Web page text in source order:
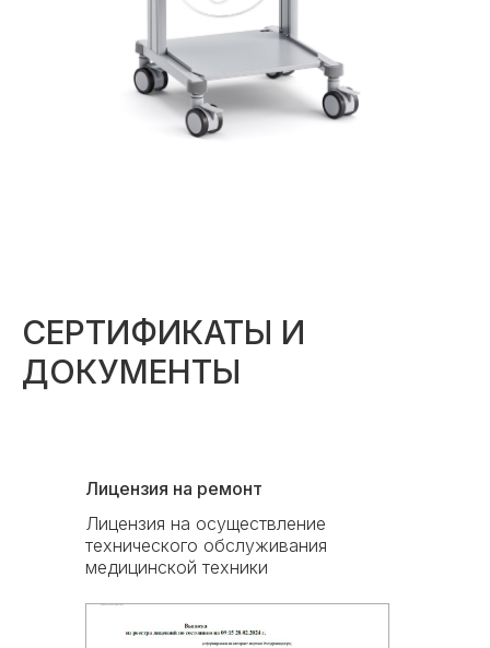
СЕРТИФИКАТЫ И
ДОКУМЕНТЫ
Лицензия на ремонт
Лицензия на осуществление
технического обслуживания
медицинской техники